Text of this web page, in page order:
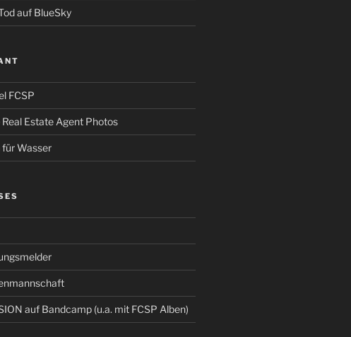
auf BlueSky
FCSP
Real Estate Agent Photos
Wasser
auf Bandcamp (u.a. mit FCSP Alben)